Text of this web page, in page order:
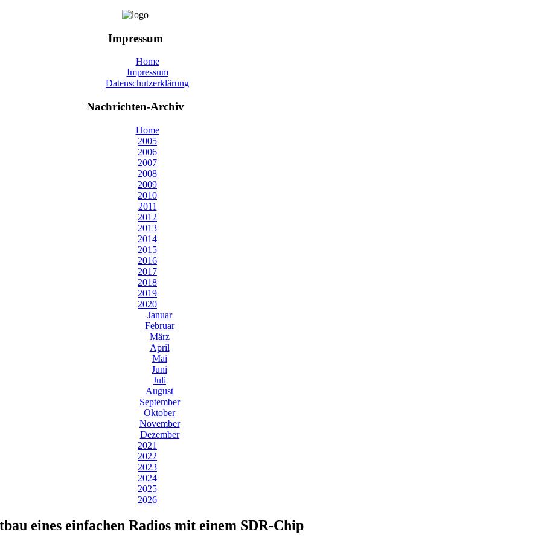
Impressum
Home
Impressum
Datenschutzerklärung
Nachrichten-Archiv
Home
2005
2006
2007
2008
2009
2010
2011
2012
2013
2014
2015
2016
2017
2018
2019
2020
Januar
Februar
März
April
Mai
Juni
Juli
August
September
Oktober
November
Dezember
2021
2022
2023
2024
2025
2026
eines einfachen Radios mit einem SDR-Chip